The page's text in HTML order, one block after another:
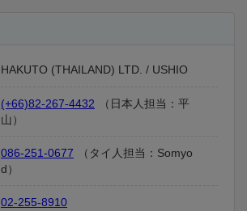
HAKUTO (THAILAND) LTD. / USHIO
(+66)82-267-4432
（日本人担当：平
山）
086-251-0677
（タイ人担当：Somyo
d）
02-255-8910